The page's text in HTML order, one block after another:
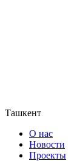
Ташкент
О нас
Новости
Проекты